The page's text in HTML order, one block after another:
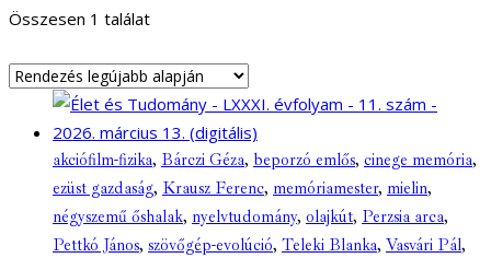
Összesen 1 találat
akciófilm-fizika, Bárczi Géza, beporzó emlős, cinege memória,
ezüst gazdaság, Krausz Ferenc, memóriamester, mielin,
négyszemű őshalak, nyelvtudomány, olajkút, Perzsia arca,
Pettkó János, szövőgép-evolúció, Teleki Blanka, Vasvári Pál,